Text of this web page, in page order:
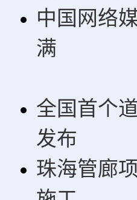
中国网络
满
全国首个
发布
珠海管廊